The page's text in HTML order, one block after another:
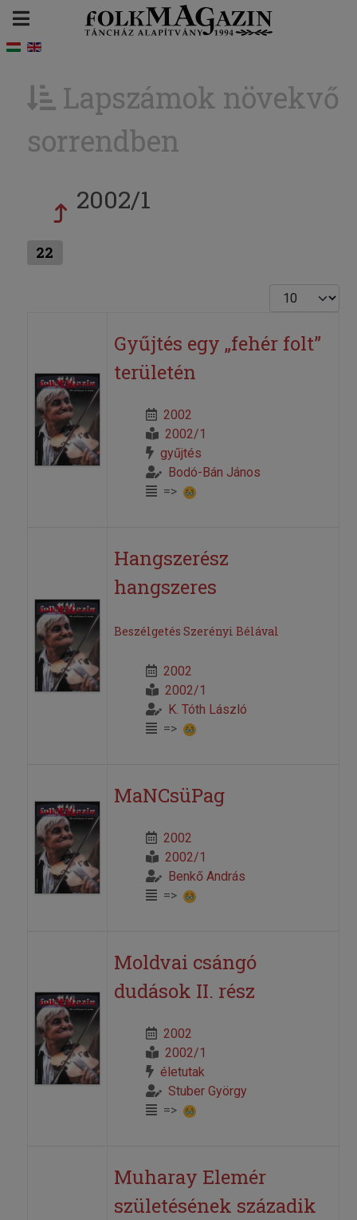
Lapszámok növekvő
sorrendben
2002/1
22
Tételek #
Gyűjtés egy „fehér folt”
területén
2002
2002/1
gyűjtés
Bodó-Bán János
=>
Hangszerész
hangszeres
Beszélgetés Szerényi Bélával
2002
2002/1
K. Tóth László
=>
MaNCsüPag
2002
2002/1
Benkő András
=>
Moldvai csángó
dudások II. rész
2002
2002/1
életutak
Stuber György
=>
Muharay Elemér
születésének századik